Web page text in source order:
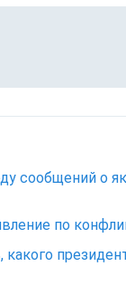
сообщений о
по